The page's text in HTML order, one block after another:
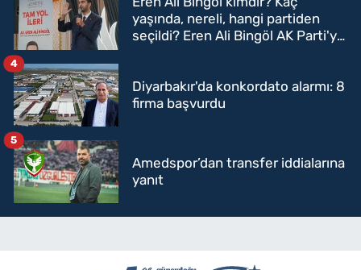
yaşında, nereli, hangi partiden
seçildi? Eren Ali Bingöl AK Parti'ye
Diyarbakır'da konkordato alarmı: 8
firma başvurdu
4
Amedspor’dan transfer iddialarına
yanıt
5